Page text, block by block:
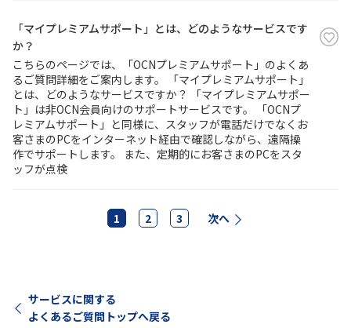
「マイプレミアムサポート」とは、どのようなサービスです
か？
こちらのページでは、「OCNプレミアムサポート」のよくあ
るご質問詳細をご案内します。 「マイプレミアムサポート」
とは、どのようなサービスですか？ 「マイプレミアムサポー
ト」は非OCN会員向けのサポートサービスです。 「OCNプ
レミアムサポート」と同様に、スタッフが電話だけでなくお
客さまのPCをインターネット経由で確認しながら、遠隔操
作でサポートします。 また、定期的にお客さまのPCをスタ
ッフが点検
1 2 3 次へ
サービスに関する
よくあるご質問トップへ戻る